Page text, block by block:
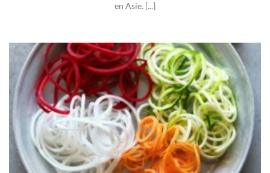
en Asie. [...]